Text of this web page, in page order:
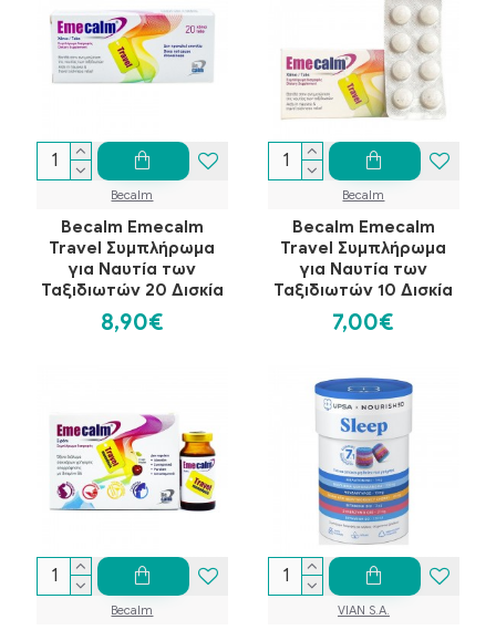
Becalm
Becalm Emecalm
Travel Συμπλήρωμα
για Ναυτία των
Ταξιδιωτών 20 Δισκία
8,90€
Becalm
Becalm Emecalm
Travel Συμπλήρωμα
για Ναυτία των
Ταξιδιωτών 10 Δισκία
7,00€
Becalm VIAN S.A.